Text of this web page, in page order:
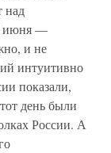
над
июня —
и не
интуитивно
показали,
день были
России. А